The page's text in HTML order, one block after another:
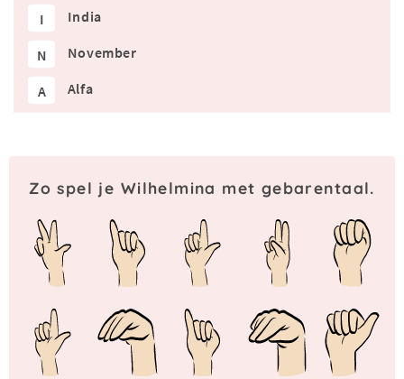
I India
N November
A Alfa
Zo spel je Wilhelmina met gebarentaal.